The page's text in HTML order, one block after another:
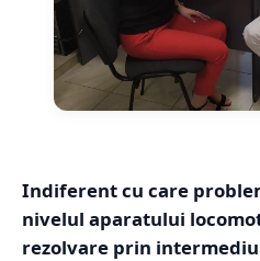
Indiferent cu care
nivelul aparatului
rezolvare prin